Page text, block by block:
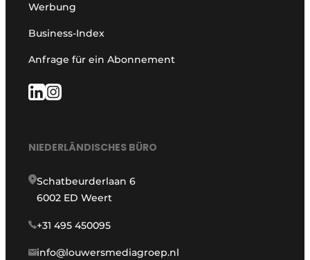
Werbung
Business-Index
Anfrage für ein Abonnement
NIEDERLÄNDISCHES BÜRO
Schatbeurderlaan 6
6002 ED Weert
+31 495 450095
info@louwersmediagroep.nl